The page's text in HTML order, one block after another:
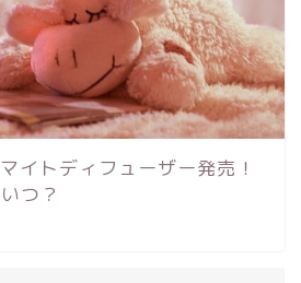
イトディフューザー発売！
つ？